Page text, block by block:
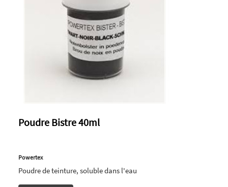
Poudre Bistre 40ml
Powertex
Poudre de teinture, soluble dans l'eau